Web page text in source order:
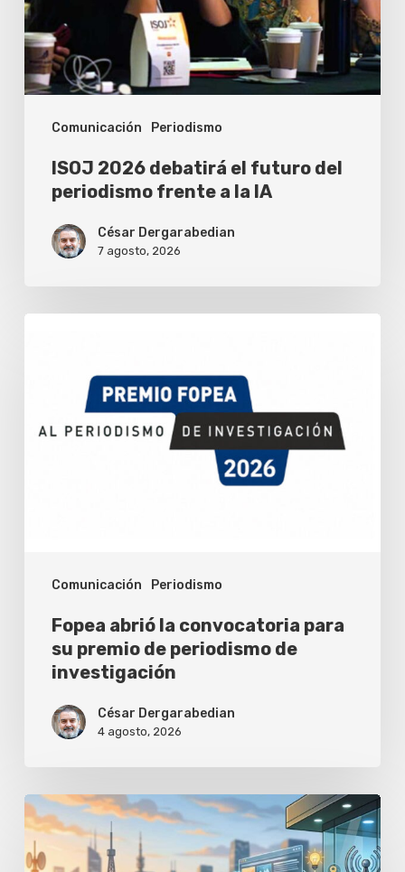
Comunicación Periodismo
del
periodismo
frente
a
ISOJ 2026 debatirá el futuro del
periodismo frente a la IA
César Dergarabedian
7 agosto, 2026
Comunicación Periodismo
convocatoria
para
investigación
Fopea abrió la convocatoria para
su premio de periodismo de
investigación
César Dergarabedian
4 agosto, 2026
Aprende
crear